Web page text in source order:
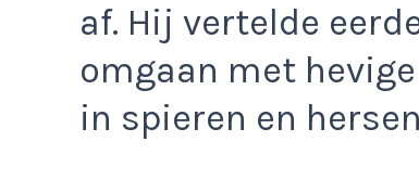
af. Hij vertelde
omgaan met
in spieren en